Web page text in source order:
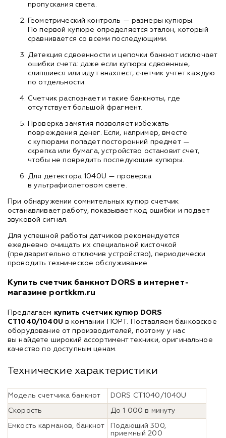
пропускания света.
Геометрический контроль — размеры купюры.
По первой купюре определяется эталон, который
сравнивается со всеми последующими.
Детекция сдвоенности и цепочки банкнот исключает
ошибки счета: даже если купюры сдвоенные,
слипшиеся или идут внахлест, счетчик учтет каждую
по отдельности.
Счетчик распознает и такие банкноты, где
отсутствует большой фрагмент.
Проверка замятия позволяет избежать
повреждения денег. Если, например, вместе
с купюрами попадет посторонний предмет —
скрепка или бумага, устройство остановит счет,
чтобы не повредить последующие купюры.
Для детектора 1040U — проверка
в ультрафиолетовом свете.
При обнаружении сомнительных купюр счетчик
останавливает работу, показывает код ошибки и подает
звуковой сигнал.
Для успешной работы датчиков рекомендуется
ежедневно очищать их специальной кисточкой
(предварительно отключив устройство), периодически
проводить техническое обслуживание.
Купить счетчик банкнот DORS в интернет-
магазине portkkm.ru
Предлагаем купить счетчик купюр DORS
CT1040/1040U в компании ПОРТ. Поставляем банковское
оборудование от производителей, поэтому у нас
вы найдете широкий ассортимент техники, оригинальное
качество по доступным ценам.
Технические характеристики
Модель счетчика банкнот DORS CT1040/1040U
Скорость До 1 000 в минуту
Емкость карманов, банкнот
Подающий 300,
приемный 200